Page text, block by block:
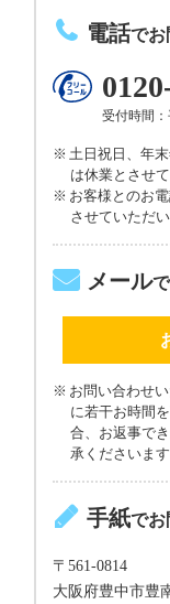
電話でお
受付時間：
土日祝日、年
は休業とさせ
お客様とのお
させていただ
メール
お問い合わせ
に若干お時間
合、お返事で
承くださいま
手紙でお
〒561-0814
大阪府豊中市豊